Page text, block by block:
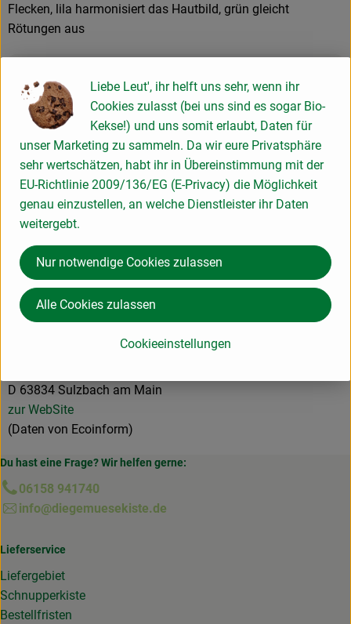
Flecken, lila harmonisiert das Hautbild, grün gleicht
Rötungen aus
Produktinformationen
Produktdatenblatt
Herkunft
Hersteller: benecos
Deutschland
cosmondial GmbH & Co. KG
D 63834 Sulzbach am Main
zur WebSite
(Daten von Ecoinform)
Du hast eine Frage? Wir helfen gerne:
06158 941740
info@diegemuesekiste.de
Lieferservice
Liefergebiet
Schnupperkiste
Bestellfristen
Liebe Leut', ihr helft uns sehr, wenn ihr
Cookies zulasst (bei uns sind es sogar Bio-
Kekse!) und uns somit erlaubt, Daten für
unser Marketing zu sammeln. Da wir eure Privatsphäre
sehr wertschätzen, habt ihr in Übereinstimmung mit der
EU-Richtlinie 2009/136/EG (E-Privacy) die Möglichkeit
genau einzustellen, an welche Dienstleister ihr Daten
weitergebt.
Cookieeinstellungen
Nur notwendige Cookies zulassen
Alle Cookies zulassen